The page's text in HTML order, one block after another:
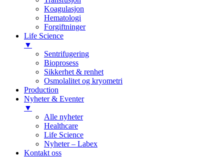
Koagulasjon
Hematologi
Forgiftninger
Life Science
▼
Sentrifugering
Bioprosess
Sikkerhet & renhet
Osmolalitet og kryometri
Production
Nyheter & Eventer
▼
Alle nyheter
Healthcare
Life Science
Nyheter – Labex
Kontakt oss